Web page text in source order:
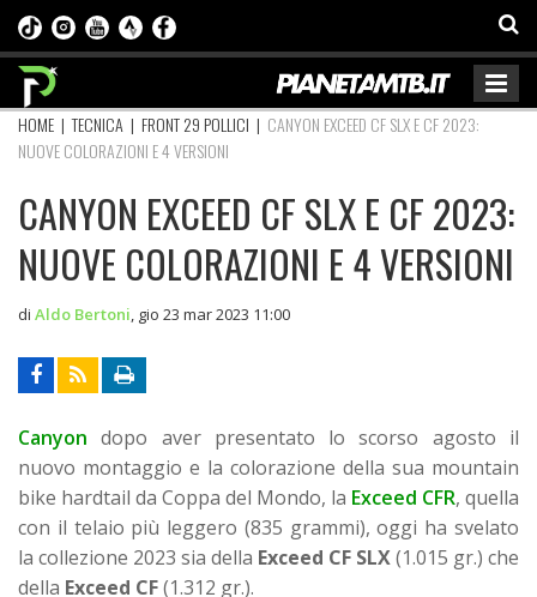
HOME |TECNICA | FRONT 29 POLLICI | CANYON EXCEED CF SLX E CF 2023:
NUOVE COLORAZIONI E 4 VERSIONI
CANYON EXCEED CF SLX E CF 2023:
NUOVE COLORAZIONI E 4 VERSIONI
di Aldo Bertoni gio 23 mar 2023 11:00
Canyon dopo aver presentato lo scorso agosto il
nuovo montaggio e la colorazione della sua mountain
bike hardtail da Coppa del Mondo, la Exceed CFR, quella
con il telaio più leggero (835 grammi), oggi ha svelato
la collezione 2023 sia della Exceed CF SLX(1.015 gr.) che
della Exceed CF(1.312 gr.).